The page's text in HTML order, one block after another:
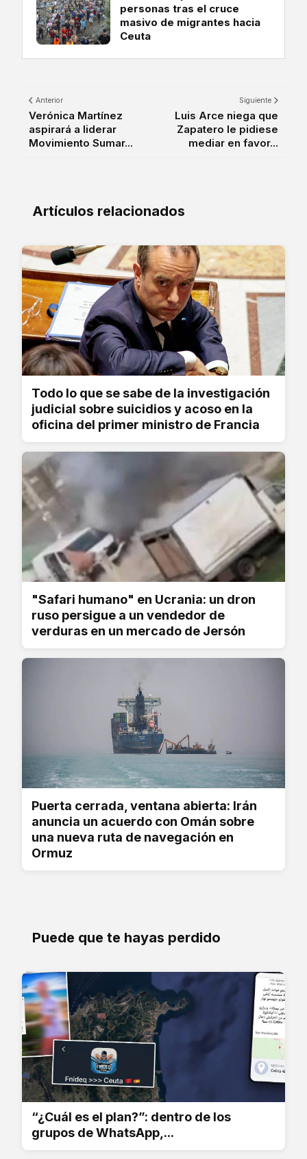
personas tras el cruce
masivo de migrantes hacia
Ceuta
Anterior
Verónica Martínez
aspirará a liderar
Movimiento Sumar...
Siguiente
Luis Arce niega que
Zapatero le pidiese
mediar en favor...
Artículos relacionados
Todo lo que se sabe de la investigación
judicial sobre suicidios y acoso en la
oficina del primer ministro de Francia
"Safari humano" en Ucrania: un dron
ruso persigue a un vendedor de
verduras en un mercado de Jersón
Puerta cerrada, ventana abierta: Irán
anuncia un acuerdo con Omán sobre
una nueva ruta de navegación en
Ormuz
Puede que te hayas perdido
“¿Cuál es el plan?”: dentro de los
grupos de WhatsApp,...